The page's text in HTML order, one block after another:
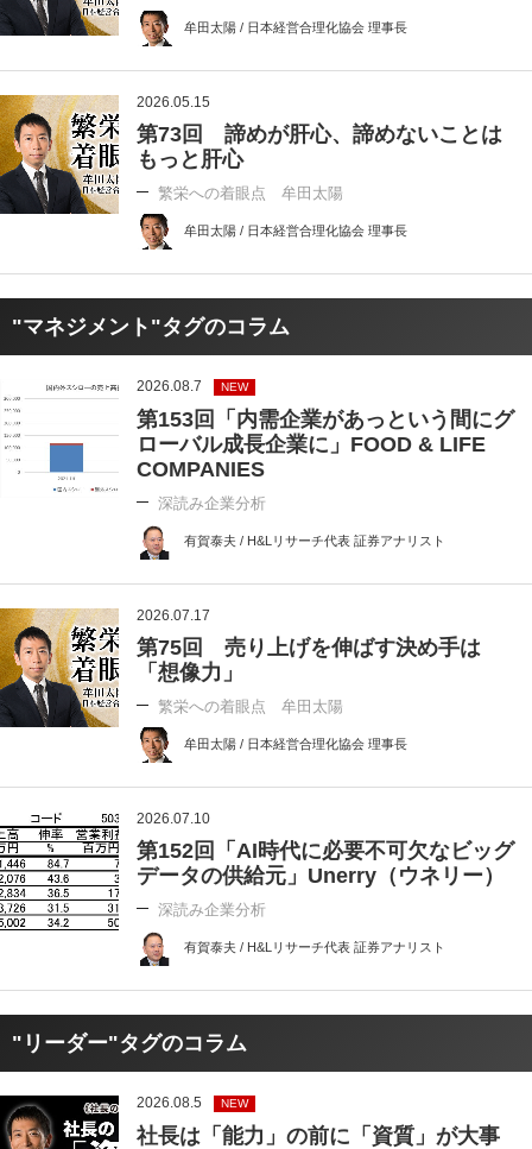
牟田太陽 / 日本経営合理化協会 理事長
2026.05.15
第73回 諦めが肝心、諦めないことは
もっと肝心
繁栄への着眼点 牟田太陽
牟田太陽 / 日本経営合理化協会 理事長
"マネジメント"タグのコラム
2026.08.7 NEW
第153回「内需企業があっという間にグ
ローバル成長企業に」FOOD & LIFE
COMPANIES
深読み企業分析
有賀泰夫 / H&Lリサーチ代表 証券アナリスト
2026.07.17
第75回 売り上げを伸ばす決め手は
「想像力」
繁栄への着眼点 牟田太陽
牟田太陽 / 日本経営合理化協会 理事長
2026.07.10
第152回「AI時代に必要不可欠なビッグ
データの供給元」Unerry（ウネリー）
深読み企業分析
有賀泰夫 / H&Lリサーチ代表 証券アナリスト
"リーダー"タグのコラム
2026.08.5 NEW
社長は「能力」の前に「資質」が大事